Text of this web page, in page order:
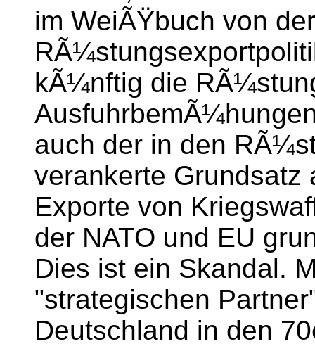
im WeiÃŸbuch von
kÃ¼nftig die
auch der in den
verankerte Grundsatz
Exporte von
der NATO und EU
Dies ist ein Skandal.
"strategischen
Deutschland in den